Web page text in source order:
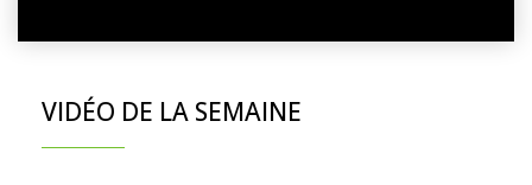
VIDÉO DE LA SEMAINE